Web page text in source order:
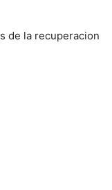
de la recuperacion